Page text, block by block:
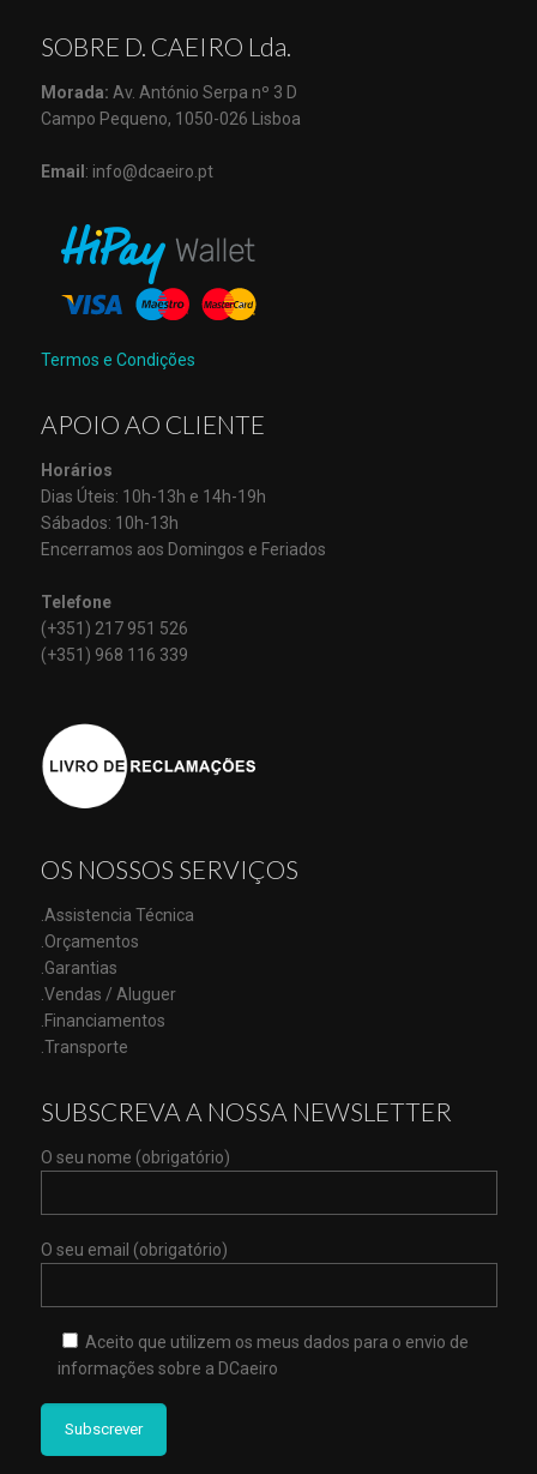
SOBRE D. CAEIRO Lda.
Morada: Av. António Serpa nº 3 D
Campo Pequeno, 1050-026 Lisboa
Email : info@dcaeiro.pt
Termos e Condições
APOIO AO CLIENTE
Horários
Dias Úteis: 10h-13h e 14h-19h
Sábados: 10h-13h
Encerramos aos Domingos e Feriados
Telefone
(+351) 217 951 526
(+351) 968 116 339
OS NOSSOS SERVIÇOS
.Assistencia Técnica
.Orçamentos
.Garantias
.Vendas / Aluguer
.Financiamentos
.Transporte
SUBSCREVA A NOSSA NEWSLETTER
O seu nome (obrigatório)
O seu email (obrigatório)
Aceito que utilizem os meus dados para o envio de
informações sobre a DCaeiro